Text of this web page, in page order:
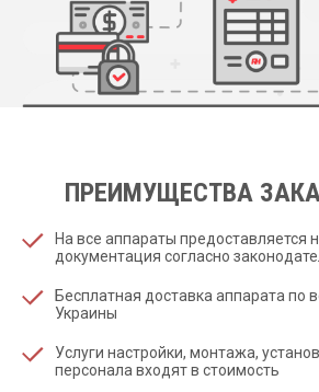
ПРЕИМУЩЕСТВА
На все аппараты предоставляется
документация согласно
Бесплатная доставка аппарата по
Украины
Услуги настройки, монтажа,
персонала входят в стоимость